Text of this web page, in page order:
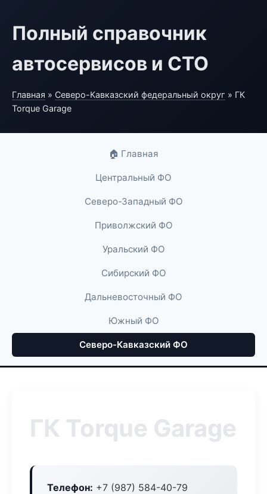
Полный справочник
автосервисов и СТО
Главная » Северо-Кавказский федеральный округ » ГК
Torque Garage
🏠 Главная
Центральный ФО
Северо-Западный ФО
Приволжский ФО
Уральский ФО
Сибирский ФО
Дальневосточный ФО
Южный ФО
Северо-Кавказский ФО
ГК Torque Garage
Телефон: +7 (987) 584-40-79